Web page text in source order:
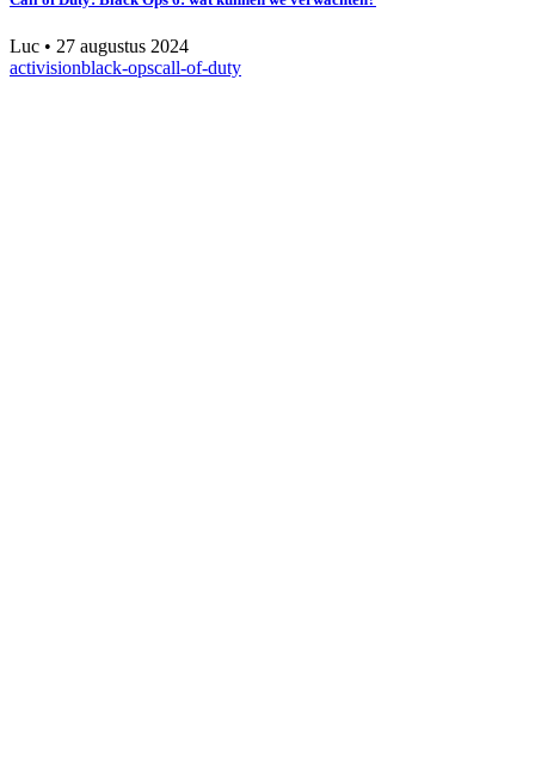
Luc • 27 augustus 2024
activisionblack-opscall-of-duty